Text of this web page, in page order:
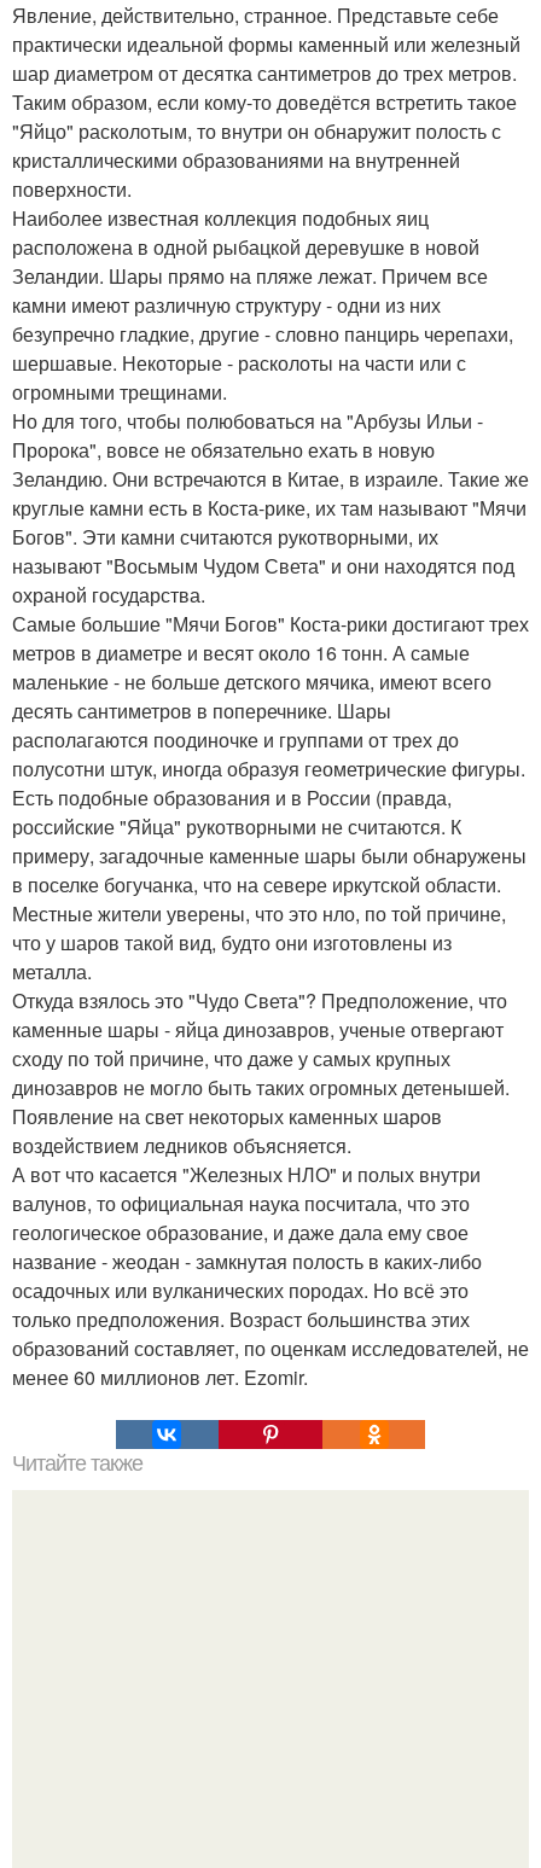
Явление, действительно, странное. Представьте себе
практически идеальной формы каменный или железный
шар диаметром от десятка сантиметров до трех метров.
Таким образом, если кому-то доведётся встретить такое
"Яйцо" расколотым, то внутри он обнаружит полость с
кристаллическими образованиями на внутренней
поверхности.
Наиболее известная коллекция подобных яиц
расположена в одной рыбацкой деревушке в новой
Зеландии. Шары прямо на пляже лежат. Причем все
камни имеют различную структуру - одни из них
безупречно гладкие, другие - словно панцирь черепахи,
шершавые. Некоторые - расколоты на части или с
огромными трещинами.
Но для того, чтобы полюбоваться на "Арбузы Ильи -
Пророка", вовсе не обязательно ехать в новую
Зеландию. Они встречаются в Китае, в израиле. Такие же
круглые камни есть в Коста-рике, их там называют "Мячи
Богов". Эти камни считаются рукотворными, их
называют "Восьмым Чудом Света" и они находятся под
охраной государства.
Самые большие "Мячи Богов" Коста-рики достигают трех
метров в диаметре и весят около 16 тонн. А самые
маленькие - не больше детского мячика, имеют всего
десять сантиметров в поперечнике. Шары
располагаются поодиночке и группами от трех до
полусотни штук, иногда образуя геометрические фигуры.
Есть подобные образования и в России (правда,
российские "Яйца" рукотворными не считаются. К
примеру, загадочные каменные шары были обнаружены
в поселке богучанка, что на севере иркутской области.
Местные жители уверены, что это нло, по той причине,
что у шаров такой вид, будто они изготовлены из
металла.
Откуда взялось это "Чудо Света"? Предположение, что
каменные шары - яйца динозавров, ученые отвергают
сходу по той причине, что даже у самых крупных
динозавров не могло быть таких огромных детенышей.
Появление на свет некоторых каменных шаров
воздействием ледников объясняется.
А вот что касается "Железных НЛО" и полых внутри
валунов, то официальная наука посчитала, что это
геологическое образование, и даже дала ему свое
название - жеодан - замкнутая полость в каких-либо
осадочных или вулканических породах. Но всё это
только предположения. Возраст большинства этих
образований составляет, по оценкам исследователей, не
менее 60 миллионов лет. Ezomir.
Читайте также